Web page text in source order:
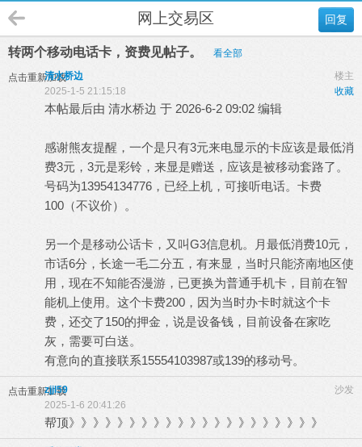
回复
网上交易区
转两个移动电话卡，资费见帖子。 看全部
点击重新加载 楼主
清水桥边
收藏
2025-1-5 21:15:18
本帖最后由 清水桥边 于 2026-6-2 09:02 编辑
感谢熊友提醒，一个是只有3元来电显示的卡应该是最低消
费3元，3元是彩铃，来显是赠送，应该是被移动套路了。
号码为13954134776，已经上机，可接听电话。卡费
100（不议价）。
另一个是移动公话卡，又叫G3信息机。月最低消费10元，
市话6分，长途一毛二分五，有来显，当时只能济南地区使
用，现在不知能否漫游，已更换为普通手机卡，目前在智
能机上使用。这个卡费200，因为当时办卡时就这个卡
费，还交了150的押金，说是设备钱，目前设备在家吃
灰，需要可白送。
有意向的直接联系15554103987或139的移动号。
点击重新加载 沙发
zjjl59
2025-1-6 20:41:26
帮顶》》》》》》》》》》》》》》》》》》》》》